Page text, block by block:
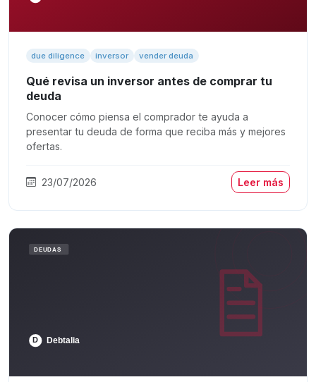
due diligence inversor vender deuda
Qué revisa un inversor antes de comprar tu
deuda
Conocer cómo piensa el comprador te ayuda a
presentar tu deuda de forma que reciba más y mejores
ofertas.
23/07/2026 Leer más